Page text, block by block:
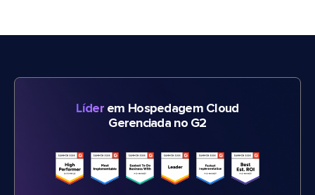
Líderem Hospedagem Cloud
Gerenciada no G2